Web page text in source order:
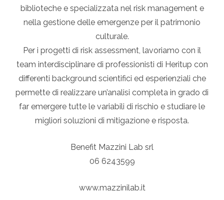
biblioteche e specializzata nel risk management e
nella gestione delle emergenze per il patrimonio
culturale.
Per i progetti di risk assessment, lavoriamo con il
team interdisciplinare di professionisti di Heritup con
differenti background scientifici ed esperienziali che
permette di realizzare un’analisi completa in grado di
far emergere tutte le variabili di rischio e studiare le
migliori soluzioni di mitigazione e risposta.
Benefit Mazzini Lab srl
06 6243599
www.mazzinilab.it